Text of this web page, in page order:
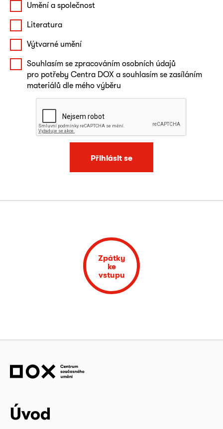
Umění a společnost
Literatura
Výtvarné umění
Souhlasím se zpracováním osobních údajů
pro potřeby Centra DOX a souhlasím se zasíláním
materiálů dle mého výběru
Přihlásit se
Zpátky
ke
vstupu
Úvod